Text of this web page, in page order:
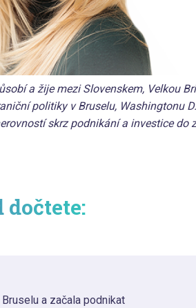
a žije mezi Slovenskem, Velkou
politiky v Bruselu, Washingtonu
skrz podnikání a investice do
a začala podnikat